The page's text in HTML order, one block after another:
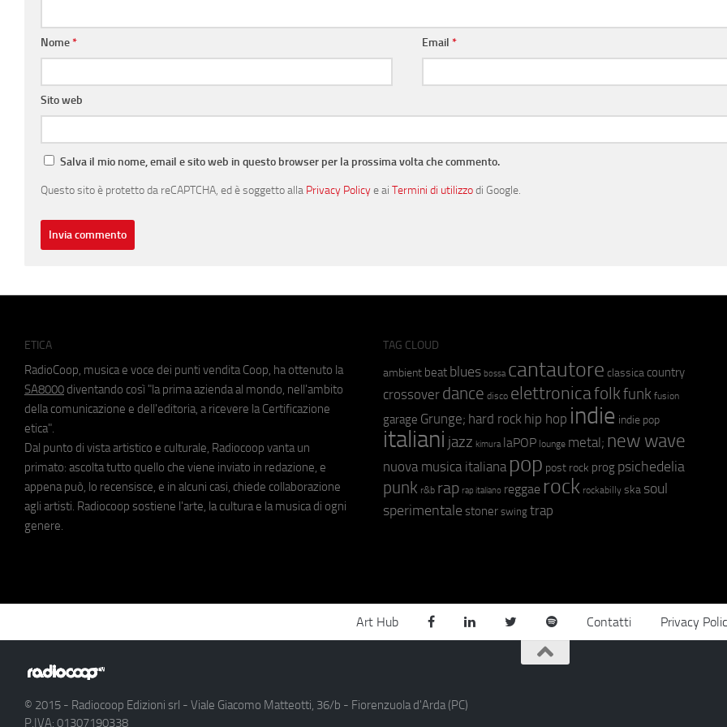
Nome* Email*
Sito web
Salva il mio nome, email e sito web in questo browser per la prossima volta che commento.
Questo sito è protetto da reCAPTCHA, ed è soggetto alla Privacy Policye ai Termini di utilizzodi Google.
ETICA
RadioCoop, musica e voce dei punti vendita Coop, ha ottenuto la
SA8000 diventando così "la prima azienda al mondo, nell'ambito
della comunicazione e dell'editoria, a ricevere la Certificazione
etica".
Dal punto di vista artistico e culturale, Radiocoop vanta un
primato: ascolta tutto quello che viene inviato in redazione, e
appena può, lo recensisce, e in alcuni casi, chiede collaborazione
agli artisti. Radiocoop sostiene l'arte, la cultura e la musica di ogni
genere.
TAG CLOUD
ambient beat blues bossa cantautore classica country
crossover dance disco elettronicafolkfunk fusion
garage Grunge; hard rock hip hop indie indie pop
italiani jazz kimura laPOP lounge metal; new wave
nuova musica italiana pop post rock prog psichedelia
punk r&b rap rap italiano reggae rock rockabilly ska soul
sperimentale stoner swing trap
Art Hub Contatti Privacy
© 2015 - Radiocoop Edizioni srl - Viale Giacomo Matteotti, 36/b - Fiorenzuola d'Arda (PC)
P.IVA: 01307190338